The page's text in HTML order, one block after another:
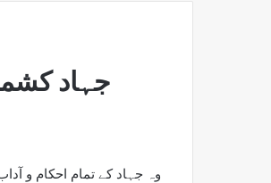
جہاد
وہ جہاد کے تمام احکام و